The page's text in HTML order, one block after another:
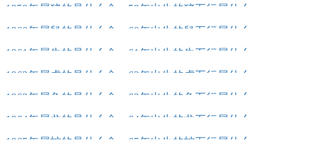
1959年属猪的是什么命，59年出生的猪五行属什么
1960年属鼠的是什么命，60年出生的鼠五行属什么
1961年属牛的是什么命，61年出生的牛五行属什么
1962年属虎的是什么命，62年出生的虎五行属什么
1963年属兔的是什么命，63年出生的兔五行属什么
1964年属龙的是什么命，64年出生的龙五行属什么
1965年属蛇的是什么命，65年出生的蛇五行属什么